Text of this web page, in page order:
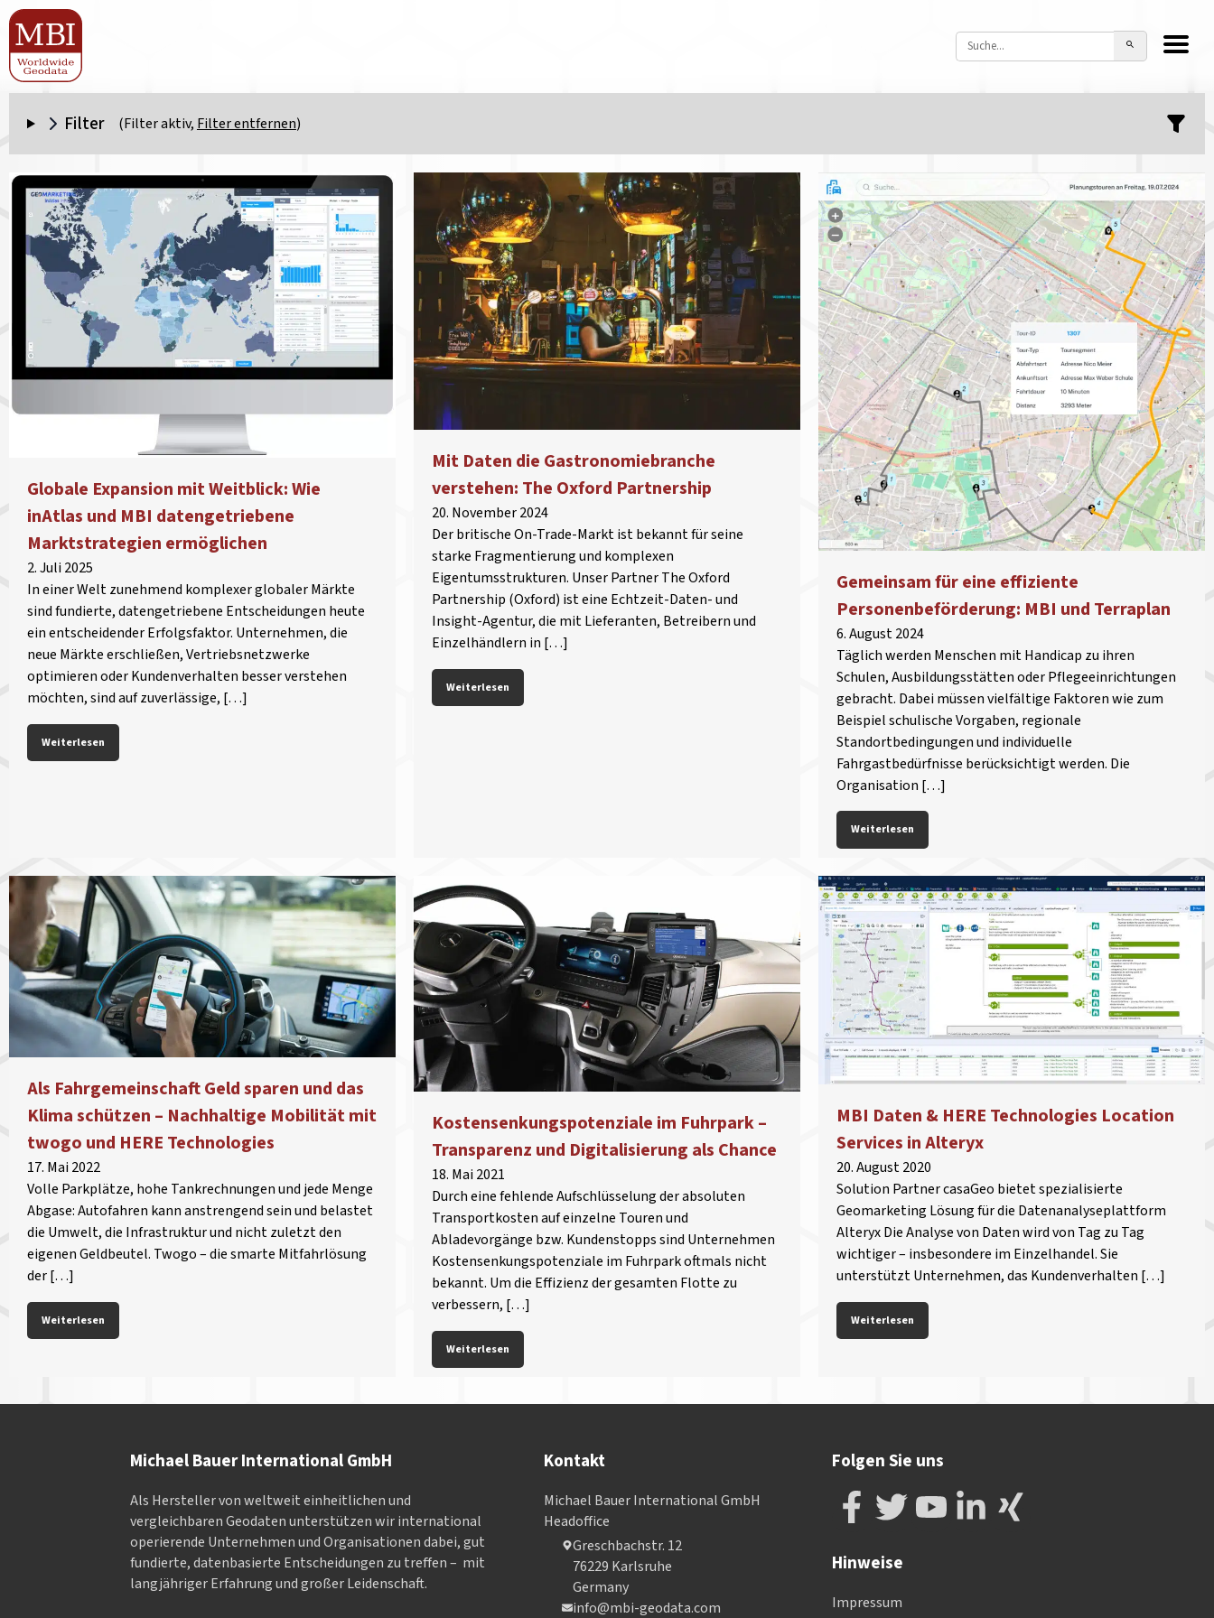
Filter (Filter aktiv, Filter entfernen)
Globale Expansion mit Weitblick: Wie
inAtlas und MBI datengetriebene
Marktstrategien ermöglichen
2. Juli 2025
In einer Welt zunehmend komplexer globaler Märkte
sind fundierte, datengetriebene Entscheidungen heute
ein entscheidender Erfolgsfaktor. Unternehmen, die
neue Märkte erschließen, Vertriebsnetzwerke
optimieren oder Kundenverhalten besser verstehen
möchten, sind auf zuverlässige, […]
Weiterlesen
Mit Daten die Gastronomiebranche
verstehen: The Oxford Partnership
20. November 2024
Der britische On-Trade-Markt ist bekannt für seine
starke Fragmentierung und komplexen
Eigentumsstrukturen. Unser Partner The Oxford
Partnership (Oxford) ist eine Echtzeit-Daten- und
Insight-Agentur, die mit Lieferanten, Betreibern und
Einzelhändlern in […]
Weiterlesen
Gemeinsam für eine effiziente
Personenbeförderung: MBI und Terraplan
6. August 2024
Täglich werden Menschen mit Handicap zu ihren
Schulen, Ausbildungsstätten oder Pflegeeinrichtungen
gebracht. Dabei müssen vielfältige Faktoren wie zum
Beispiel schulische Vorgaben, regionale
Standortbedingungen und individuelle
Fahrgastbedürfnisse berücksichtigt werden. Die
Organisation […]
Weiterlesen
Als Fahrgemeinschaft Geld sparen und das
Klima schützen – Nachhaltige Mobilität mit
twogo und HERE Technologies
17. Mai 2022
Volle Parkplätze, hohe Tankrechnungen und jede Menge
Abgase: Autofahren kann anstrengend sein und belastet
die Umwelt, die Infrastruktur und nicht zuletzt den
eigenen Geldbeutel. Twogo – die smarte Mitfahrlösung
der […]
Weiterlesen
Kostensenkungspotenziale im Fuhrpark –
Transparenz und Digitalisierung als Chance
18. Mai 2021
Durch eine fehlende Aufschlüsselung der absoluten
Transportkosten auf einzelne Touren und
Abladevorgänge bzw. Kundenstopps sind Unternehmen
Kostensenkungspotenziale im Fuhrpark oftmals nicht
bekannt. Um die Effizienz der gesamten Flotte zu
verbessern, […]
Weiterlesen
MBI Daten & HERE Technologies Location
Services in Alteryx
20. August 2020
Solution Partner casaGeo bietet spezialisierte
Geomarketing Lösung für die Datenanalyseplattform
Alteryx Die Analyse von Daten wird von Tag zu Tag
wichtiger – insbesondere im Einzelhandel. Sie
unterstützt Unternehmen, das Kundenverhalten […]
Weiterlesen
Michael Bauer International GmbH
Als Hersteller von weltweit einheitlichen und
vergleichbaren Geodaten un­ter­stüt­zen wir in­ter­na­tional
ope­rieren­de Un­ter­neh­men und Or­ga­nisa­tionen dabei, gut
fundierte, datenbasierte Entscheidungen zu treffen – mit
langjähriger Erfahrung und großer Leidenschaft.
Kontakt
Michael Bauer International GmbH
Headoffice
Greschbachstr. 12
76229 Karlsruhe
Germany
info@mbi-geodata.com
Folgen Sie uns
Hinweise
Impressum